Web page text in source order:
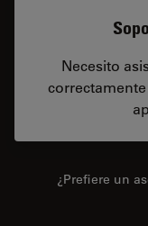
Necesito
¿Prefiere un